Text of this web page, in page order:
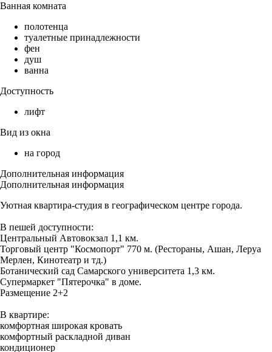
Ванная комната
полотенца
туалетные принадлежности
фен
душ
ванна
Доступность
лифт
Вид из окна
на город
Дополнительная информация
Дополнительная информация
Уютная квартира-студия в географическом центре города.
В пешей доступности:
Центральный Автовокзал 1,1 км.
Торговый центр "Космопорт" 770 м. (Рестораны, Ашан, Леруа
Мерлен, Кинотеатр и тд.)
Ботанический сад Самарского университета 1,3 км.
Супермаркет "Пятерочка" в доме.
Размещение 2+2
В квартире:
комфортная широкая кровать
комфортный раскладной диван
кондиционер